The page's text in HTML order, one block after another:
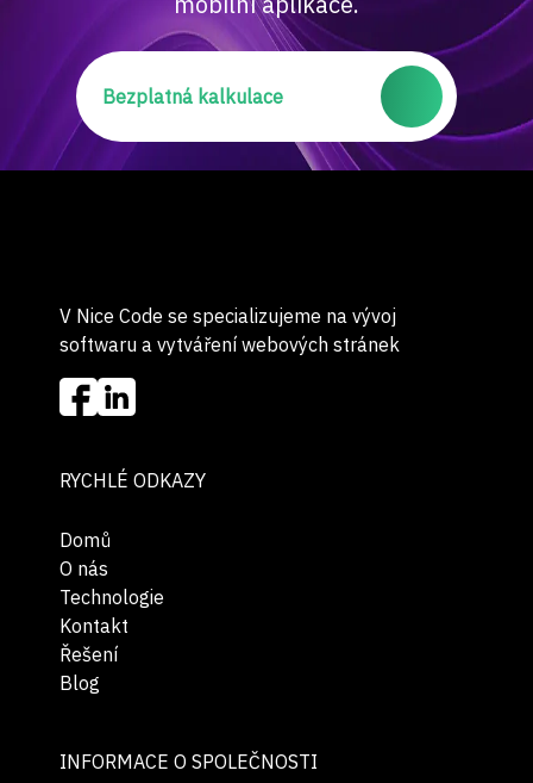
Bezplatná kalkulace
V Nice Code se specializujeme na vývoj
softwaru a vytváření webových stránek
RYCHLÉ ODKAZY
Domů
O nás
Technologie
Kontakt
Řešení
Blog
INFORMACE O SPOLEČNOSTI